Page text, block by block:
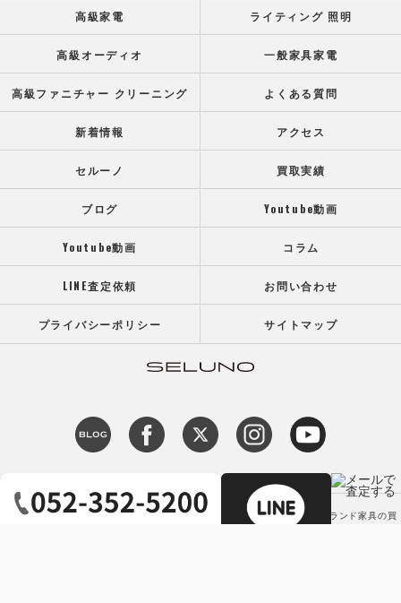
高級家電 ライティング 照明
高級オーディオ 一般家具家電
高級ファニチャー クリーニング よくある質問
新着情報 アクセス
セルーノ 買取実績
ブログ Youtube動画
Youtube動画 コラム
LINE査定依頼 お問い合わせ
プライバシーポリシー サイトマップ
c 2026 【高価買取】カッシーナ アルフレックス ミノッティなどの高級ブランド家具の買